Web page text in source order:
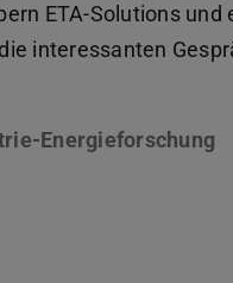
ETA-Solutions und
interessanten
Energieforschung